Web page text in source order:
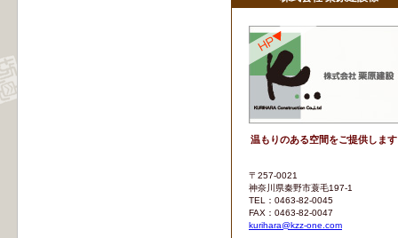
温もりのある空間をご提供しま
〒257-0021
神奈川県秦野市蓑毛197-1
TEL：0463-82-0045
FAX：0463-82-0047
kurihara@kzz-one.com